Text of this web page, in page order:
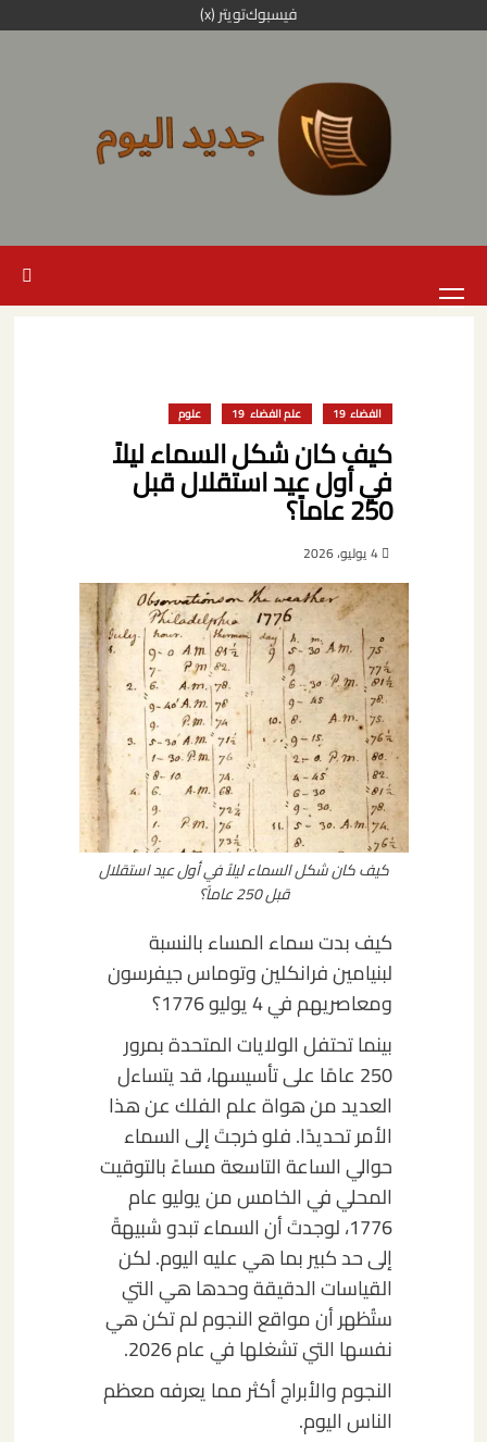
إلى
فيسبوكتويتر (x)
الرئيسية
الفضاء علم الفضاء علوم
كيف كان شكل السماء ليلاً
في أول عيد استقلال قبل
250 عاماً؟
4 يوليو، 2026
كيف كان شكل السماء ليلاً في أول عيد استقلال
قبل 250 عاماً؟
كيف بدت سماء المساء بالنسبة
لبنيامين فرانكلين وتوماس جيفرسون
ومعاصريهم في 4 يوليو 1776؟
بينما تحتفل الولايات المتحدة بمرور
250 عامًا على تأسيسها، قد يتساءل
العديد من هواة علم الفلك عن هذا
الأمر تحديدًا. فلو خرجتَ إلى السماء
حوالي الساعة التاسعة مساءً بالتوقيت
المحلي في الخامس من يوليو عام
1776، لوجدتَ أن السماء تبدو شبيهةً
إلى حد كبير بما هي عليه اليوم. لكن
القياسات الدقيقة وحدها هي التي
ستُظهر أن مواقع النجوم لم تكن هي
نفسها التي تشغلها في عام 2026.
النجوم والأبراج أكثر مما يعرفه معظم
الناس اليوم.